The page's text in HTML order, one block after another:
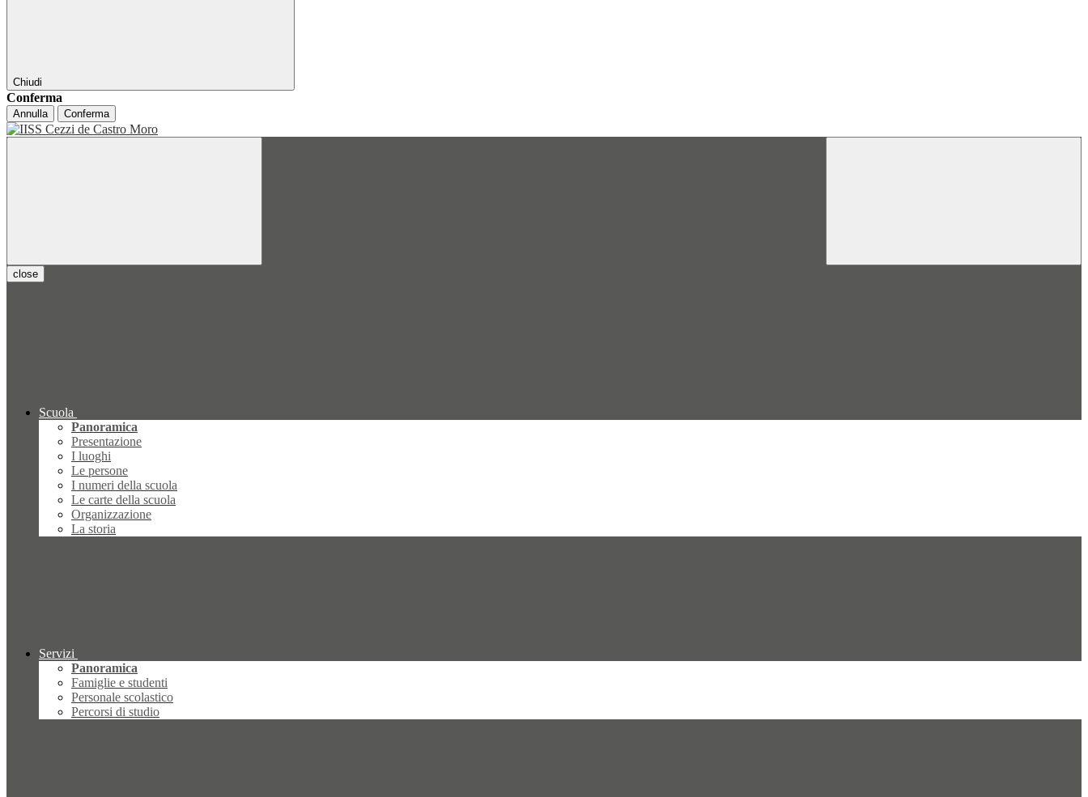
Chiudi
Conferma
Annulla Conferma
close
Scuola
Panoramica
Presentazione
I luoghi
Le persone
I numeri della scuola
Le carte della scuola
Organizzazione
La storia
Servizi
Panoramica
Famiglie e studenti
Personale scolastico
Percorsi di studio